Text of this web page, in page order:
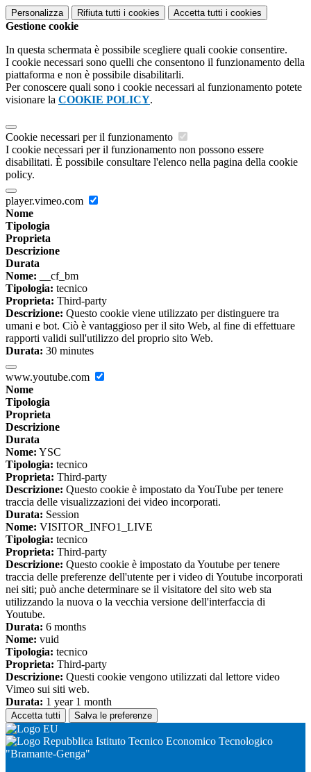
Personalizza Rifiuta tutti i cookies Accetta tutti i cookies
Gestione cookie
In questa schermata è possibile scegliere quali cookie consentire.
I cookie necessari sono quelli che consentono il funzionamento della
piattaforma e non è possibile disabilitarli.
Per conoscere quali sono i cookie necessari al funzionamento potete
visionare la COOKIE POLICY.
Cookie necessari per il funzionamento
I cookie necessari per il funzionamento non possono essere
disabilitati. È possibile consultare l'elenco nella pagina della cookie
policy.
player.vimeo.com
Nome
Tipologia
Proprieta
Descrizione
Durata
Nome: __cf_bm
Tipologia: tecnico
Proprieta: Third-party
Descrizione: Questo cookie viene utilizzato per distinguere tra
umani e bot. Ciò è vantaggioso per il sito Web, al fine di effettuare
rapporti validi sull'utilizzo del proprio sito Web.
Durata: 30 minutes
www.youtube.com
Nome
Tipologia
Proprieta
Descrizione
Durata
Nome: YSC
Tipologia: tecnico
Proprieta: Third-party
Descrizione: Questo cookie è impostato da YouTube per tenere
traccia delle visualizzazioni dei video incorporati.
Durata: Session
Nome: VISITOR_INFO1_LIVE
Tipologia: tecnico
Proprieta: Third-party
Descrizione: Questo cookie è impostato da Youtube per tenere
traccia delle preferenze dell'utente per i video di Youtube incorporati
nei siti; può anche determinare se il visitatore del sito web sta
utilizzando la nuova o la vecchia versione dell'interfaccia di
Youtube.
Durata: 6 months
Nome: vuid
Tipologia: tecnico
Proprieta: Third-party
Descrizione: Questi cookie vengono utilizzati dal lettore video
Vimeo sui siti web.
Durata: 1 year 1 month
Accetta tutti Salva le preferenze
Istituto Tecnico Economico Tecnologico
"Bramante-Genga"